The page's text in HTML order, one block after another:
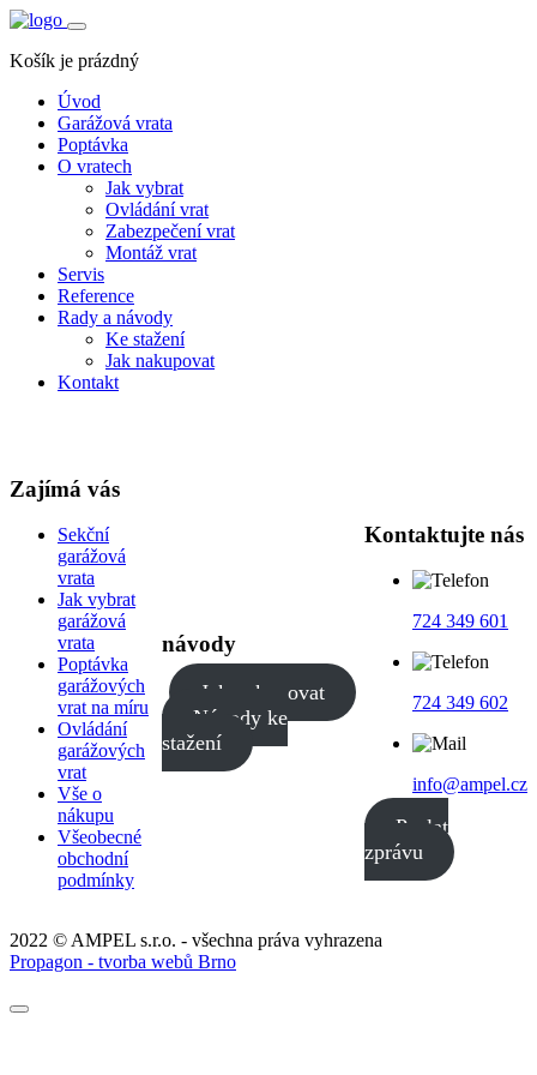
Košík je prázdný
Úvod
Garážová vrata
Poptávka
O vratech
Jak vybrat
Ovládání vrat
Zabezpečení vrat
Montáž vrat
Servis
Reference
Rady a návody
Ke stažení
Jak nakupovat
Kontakt
Zajímá vás
Sekční
garážová
vrata
Jak vybrat
garážová
vrata
Poptávka
garážových
vrat na míru
Ovládání
garážových
vrat
Vše o
nákupu
Všeobecné
obchodní
podmínky
návody
Jak nakupovat
Návody ke
stažení
Kontaktujte nás
724 349 601
724 349 602
info@ampel.cz
Poslat
zprávu
2022 © AMPEL s.r.o. - všechna práva vyhrazena
Propagon - tvorba webů Brno